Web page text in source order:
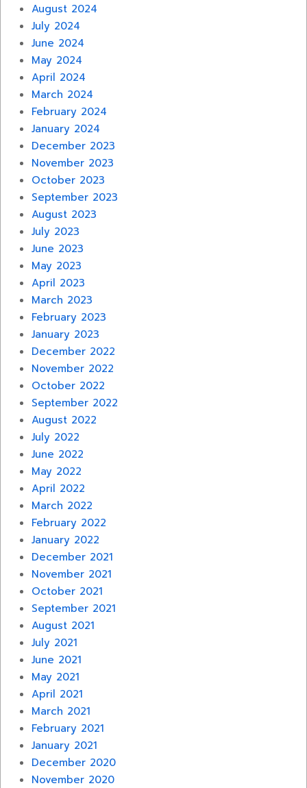
August 2024
July 2024
June 2024
May 2024
April 2024
March 2024
February 2024
January 2024
December 2023
November 2023
October 2023
September 2023
August 2023
July 2023
June 2023
May 2023
April 2023
March 2023
February 2023
January 2023
December 2022
November 2022
October 2022
September 2022
August 2022
July 2022
June 2022
May 2022
April 2022
March 2022
February 2022
January 2022
December 2021
November 2021
October 2021
September 2021
August 2021
July 2021
June 2021
May 2021
April 2021
March 2021
February 2021
January 2021
December 2020
November 2020